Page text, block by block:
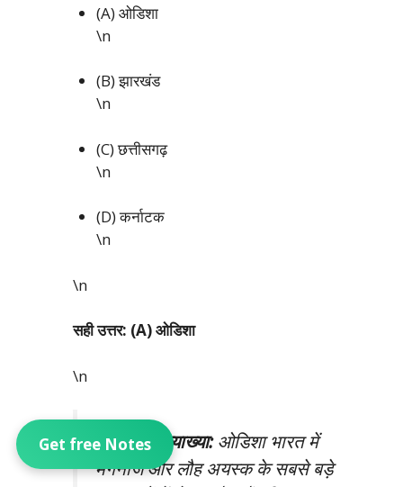
Get free Notes
(A) ओडिशा
\n
(B) झारखंड
\n
(C) छत्तीसगढ़
\n
(D) कर्नाटक
\n
\n
सही उत्तर: (A) ओडिशा
\n
\nविस्तृत व्याख्या:ओडिशा भारत में
मैंगनीज और लौह अयस्क के सबसे बड़े